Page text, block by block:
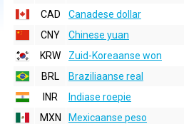
CAD
Canadese dollar
CNY
Chinese yuan
KRW
Zuid-Koreaanse won
BRL
Braziliaanse real
INR
Indiase roepie
MXN
Mexicaanse peso